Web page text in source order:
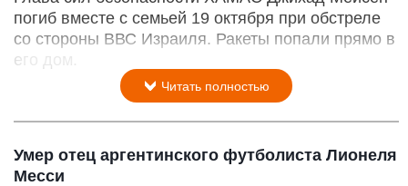
погиб вместе с семьей 19 октября при обстреле
со стороны ВВС Израиля. Ракеты попали прямо в
его дом.
Читать полностью
Умер отец аргентинского футболиста Лионеля
Месси